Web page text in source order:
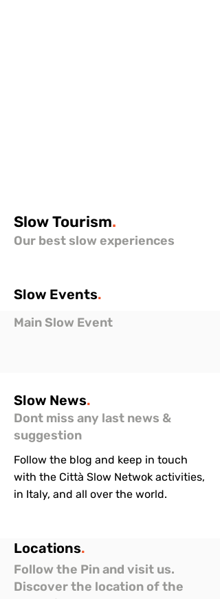
SlowTourism.
Our best slow experiences
Slow Events.
Main Slow Event
Slow News.
Dont miss any last news &
suggestion
Follow the blog and keep in touch
with the Città Slow Netwok activities,
in Italy, and all over the world.
Locations.
Follow the Pin and visit us.
Discover the location of the